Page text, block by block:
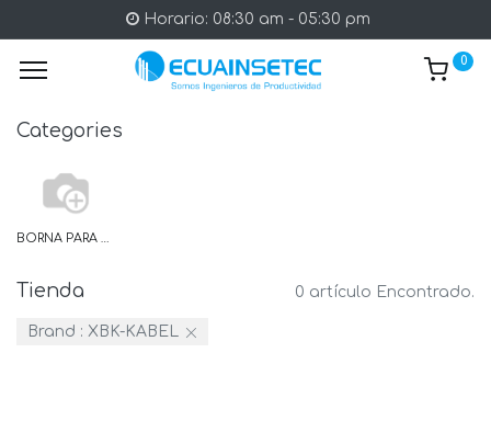
Horario: 08:30 am - 05:30 pm
0
Categories
BORNA PARA PLACAS
Tienda 0 artículo Encontrado.
Brand : XBK-KABEL